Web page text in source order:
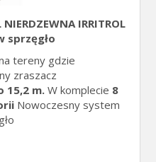
IRRITROL
sprzęgło
tereny gdzie
zraszacz
15,2 m.W komplecie 8
Nowoczesny system